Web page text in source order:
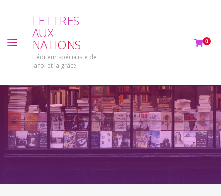
LETTRES
AUX
NATIONS
L'éditeur spécialiste de
la foi et la grâce
0